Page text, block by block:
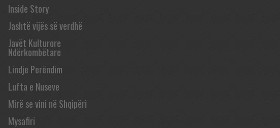
Inside Story
Jashtë vijës së verdhë
Javët Kulturore
Ndërkombëtare
Lindje Perëndim
Lufta e Nuseve
Mirë se vini në Shqipëri
Mysafiri